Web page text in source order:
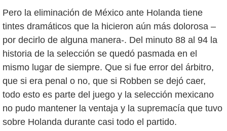
Pero la eliminación de México ante Holanda tiene
tintes dramáticos que la hicieron aún más dolorosa –
por decirlo de alguna manera-. Del minuto 88 al 94 la
historia de la selección se quedó pasmada en el
mismo lugar de siempre. Que si fue error del árbitro,
que si era penal o no, que si Robben se dejó caer,
todo esto es parte del juego y la selección mexicano
no pudo mantener la ventaja y la supremacía que tuvo
sobre Holanda durante casi todo el partido.